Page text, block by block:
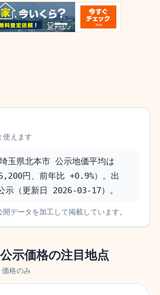
使えます
玉県北本市 公示地価平均は
円、前年比 +0.9%）。出
示（更新日 2026-03-17）。
データを加工して掲載しています。
示価格の注目地点
格のみ